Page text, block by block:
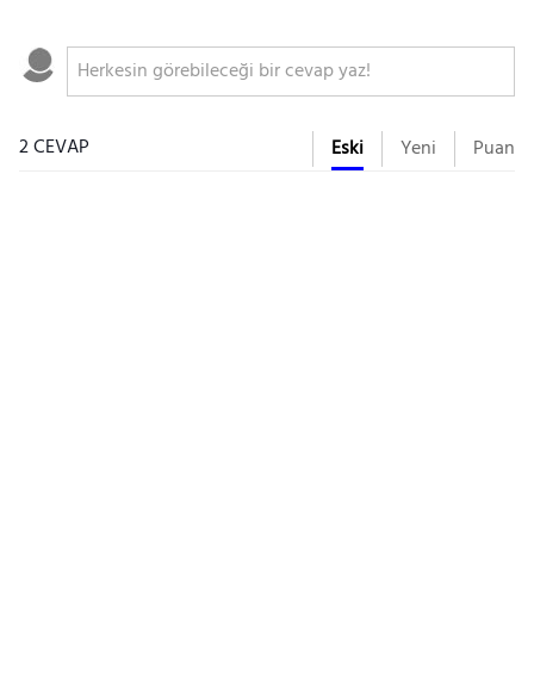
2 CEVAP Eski Yeni Puan